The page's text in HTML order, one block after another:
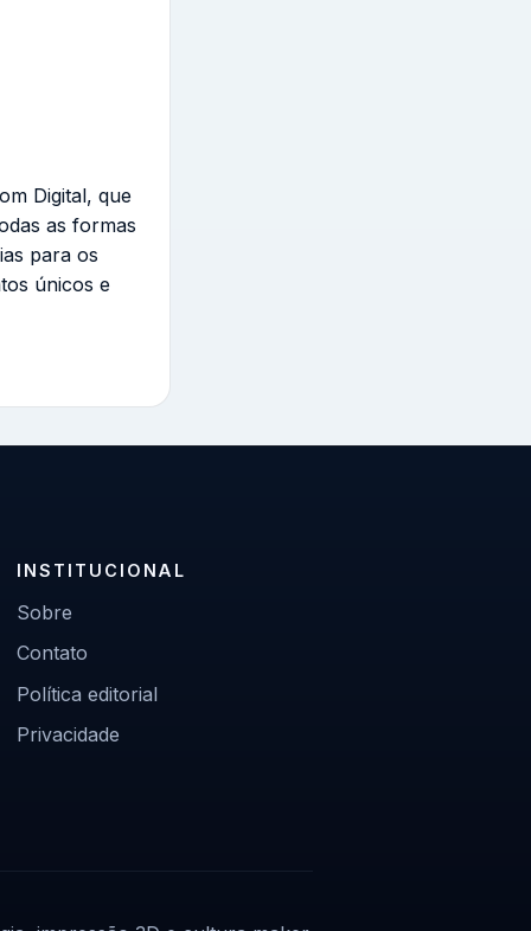
Digital, que
as formas
para os
únicos e
INSTITUCIONAL
Sobre
Contato
Política editorial
Privacidade